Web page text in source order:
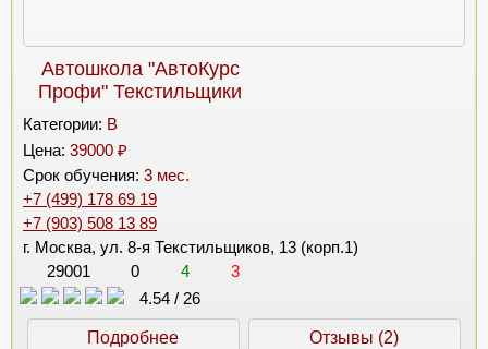
Автошкола "АвтоКурс
Профи" Текстильщики
Категории: B
Цена: 39000 ₽
Срок обучения: 3 мес.
+7 (499) 178 69 19
+7 (903) 508 13 89
г. Москва, ул. 8-я Текстильщиков, 13 (корп.1)
29001
0 4
3
4.54 / 26
Подробнее Отзывы (2)